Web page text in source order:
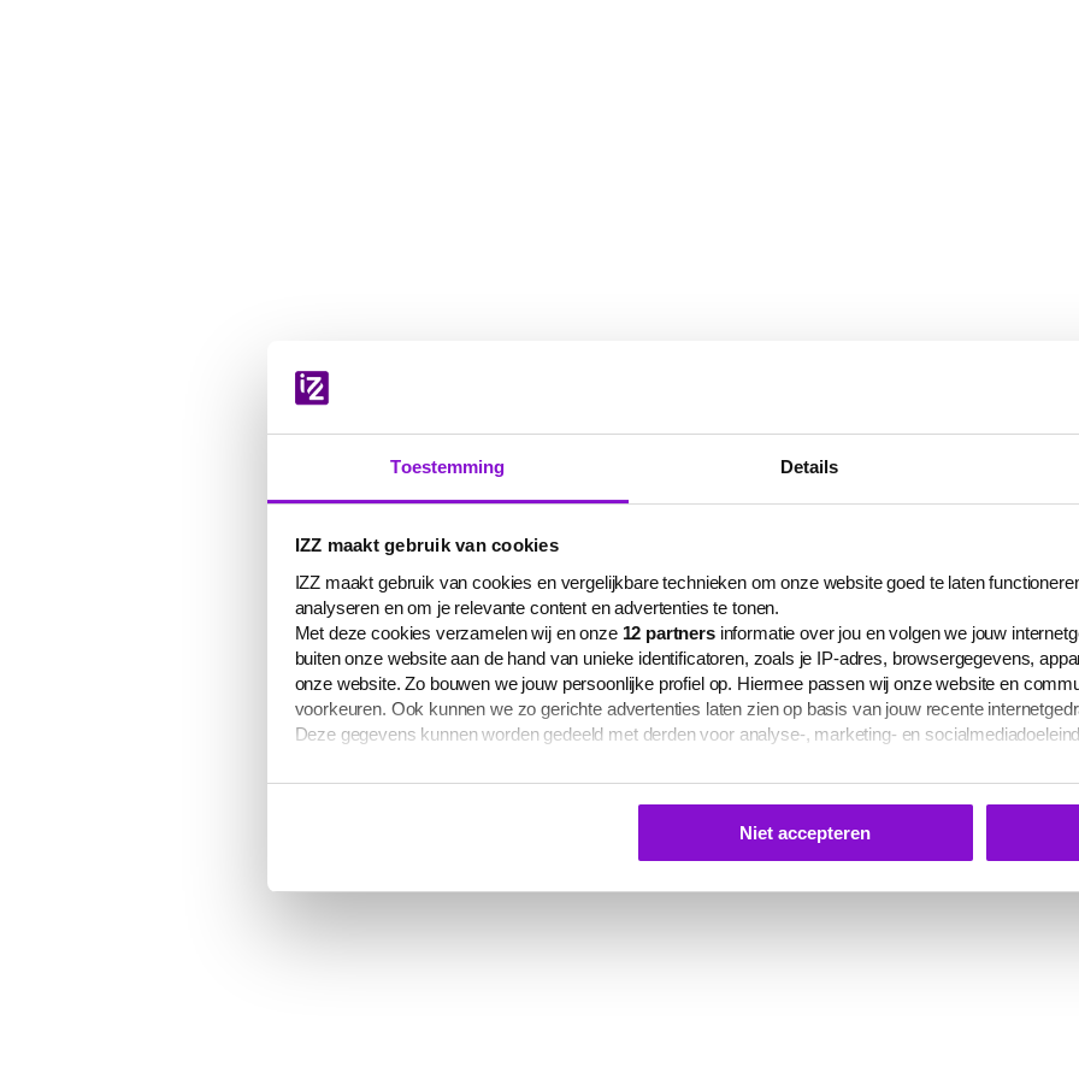
Toestemming Details
IZZ maakt gebruik van cookies
IZZ maakt gebruik van cookies en vergelijkbare technieken om onze website goed te laten
analyseren en om je relevante content en advertenties te tonen.
Met deze cookies verzamelen wij en onze 12 partners informatie over jou en volgen we jouw
buiten onze website aan de hand van unieke identificatoren, zoals je IP-adres, browsergegevens,
onze website. Zo bouwen we jouw persoonlijke profiel op. Hiermee passen wij onze website en
voorkeuren. Ook kunnen we zo gerichte advertenties laten zien op basis van jouw recente
Deze gegevens kunnen worden gedeeld met derden voor analyse-, marketing- en
De volledige lijst van cookies is te zien op het tabblad 'Details' in deze cookiemelding. Hieronder kun
verwerken van jouw gegevens om je gepersonaliseerde advertenties te laten zien.
Je kunt je cookievoorkeuren op elk moment aanpassen of intrekken viadeze link, het Cookiebot-logo
Niet accepteren